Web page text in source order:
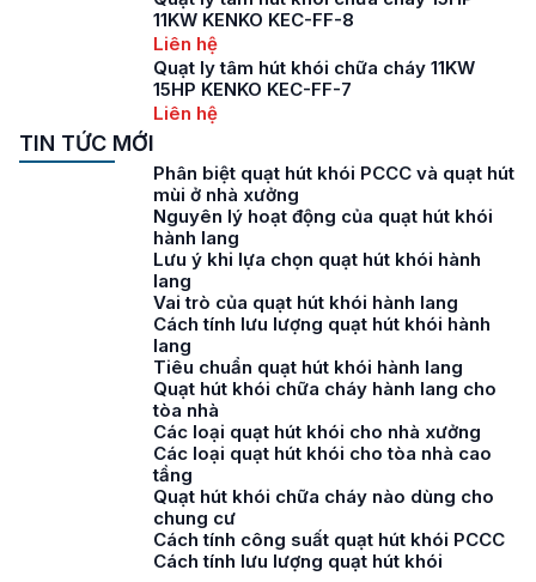
11KW KENKO KEC-FF-8
Liên hệ
Quạt ly tâm hút khói chữa cháy 11KW
15HP KENKO KEC-FF-7
Liên hệ
TIN TỨC MỚI
Phân biệt quạt hút khói PCCC và quạt hút
mùi ở nhà xưởng
Nguyên lý hoạt động của quạt hút khói
hành lang
Lưu ý khi lựa chọn quạt hút khói hành
lang
Vai trò của quạt hút khói hành lang
Cách tính lưu lượng quạt hút khói hành
lang
Tiêu chuẩn quạt hút khói hành lang
Quạt hút khói chữa cháy hành lang cho
tòa nhà
Các loại quạt hút khói cho nhà xưởng
Các loại quạt hút khói cho tòa nhà cao
tầng
Quạt hút khói chữa cháy nào dùng cho
chung cư
Cách tính công suất quạt hút khói PCCC
Cách tính lưu lượng quạt hút khói